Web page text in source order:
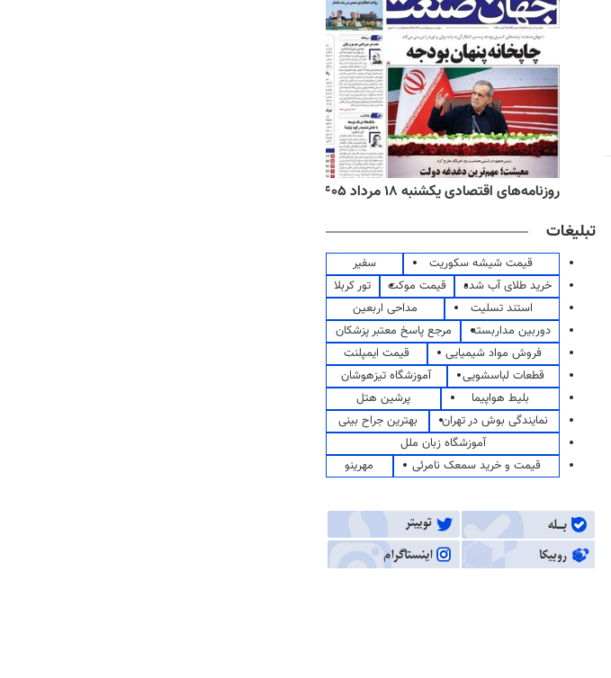
روزنامه‌های اقتصادی یکشنبه ۱۸ مرداد ۱۴۰۵
تبلیغات
قیمت شیشه سکوریت
سفیر
خرید طلای آب شده
قیمت موکت
تور کربلا
استند تسلیت
مداحی اربعین
دوربین مداربسته
مرجع پاسخ معتبر پزشکان
فروش مواد شیمیایی
قیمت ایمپلنت
قطعات لباسشویی
آموزشگاه تیزهوشان
بلیط هواپیما
پرشین هتل
نمایندگی بوش در تهران
بهترین جراح بینی
آموزشگاه زبان ملل
قیمت و خرید سمعک نامرئی
مهرینو